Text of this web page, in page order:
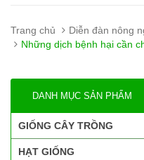
Trang chủ
Diễn đàn nông
Những dịch bệnh hại cần
DANH MỤC SẢN PHẨM
GIỐNG CÂY TRỒNG
HẠT GIỐNG